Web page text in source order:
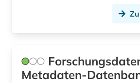
wissenschaft (1)
Metadaten-